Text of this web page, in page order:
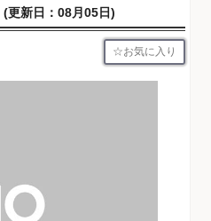
(更新日：08月05日)
お気に入り